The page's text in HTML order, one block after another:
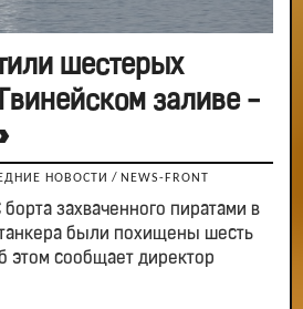
шестерых
заливе -
НОВОСТИ / NEWS-FRONT
захваченного пиратами в
танкера были похищены шесть
этом сообщает директор